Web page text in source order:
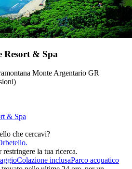
Resort & Spa
Monte Argentario GR
& Spa
che cercavi?
la tua ricerca.
Colazione inclusaParco acquatico